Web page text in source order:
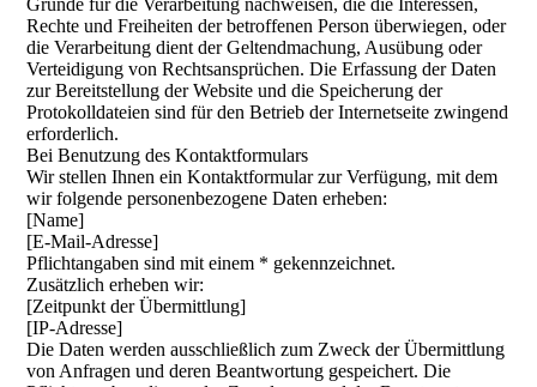
Gründe für die Verarbeitung nachweisen, die die Interessen,
Rechte und Freiheiten der betroffenen Person überwiegen, oder
die Verarbeitung dient der Geltendmachung, Ausübung oder
Verteidigung von Rechtsansprüchen. Die Erfassung der Daten
zur Bereitstellung der Website und die Speicherung der
Protokolldateien sind für den Betrieb der Internetseite zwingend
erforderlich.
Bei Benutzung des Kontaktformulars
Wir stellen Ihnen ein Kontaktformular zur Verfügung, mit dem
wir folgende personenbezogene Daten erheben:
[Name]
[E-Mail-Adresse]
Pflichtangaben sind mit einem * gekennzeichnet.
Zusätzlich erheben wir:
[Zeitpunkt der Übermittlung]
[IP-Adresse]
Die Daten werden ausschließlich zum Zweck der Übermittlung
von Anfragen und deren Beantwortung gespeichert. Die